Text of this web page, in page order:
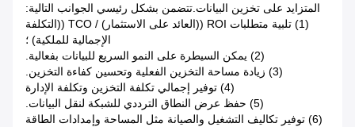
المتزايد على تخزين البيانات.تتضمن بشكل رئيسي الجوانب التالية:
(1) تلبية متطلبات ROI ((العائد على الاستثمار) / TCO ((التكلفة
الإجمالية للملكية) ؛
(2) يمكن السيطرة على النمو السريع للبيانات بفعالية.
(3) زيادة مساحة التخزين الفعلية وتحسين كفاءة التخزين.
(4) توفير إجمالي تكلفة التخزين وتكلفة الإدارة
(5) حفظ عرض النطاق الترددي للشبكة لنقل البيانات.
(6) توفير تكاليف التشغيل والصيانة مثل المساحة وإمدادات الطاقة